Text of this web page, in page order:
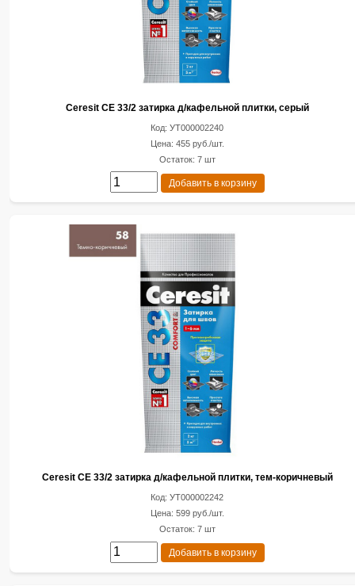
Ceresit CE 33/2 затирка д/кафельной плитки, серый
Код: УТ000002240
Цена: 455 руб./шт.
Остаток: 7 шт
Добавить в корзину
Ceresit CE 33/2 затирка д/кафельной плитки, тем-коричневый
Код: УТ000002242
Цена: 599 руб./шт.
Остаток: 7 шт
Добавить в корзину